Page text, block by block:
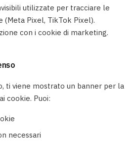
utilizzate per tracciare le
(Meta Pixel, TikTok Pixel).
con i cookie di marketing.
ti viene mostrato un banner per la
cookie. Puoi:
necessari